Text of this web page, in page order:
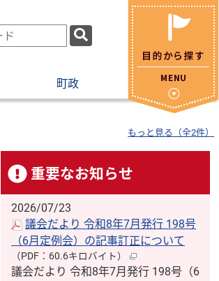
町政
もっと見る（全2件）
重要なお知らせ
2026/07/23
議会だより 令和8年7月発行 198号
（6月定例会）の記事訂正について
（PDF：60.6キロバイト）
議会だより 令和8年7月発行 198号（6